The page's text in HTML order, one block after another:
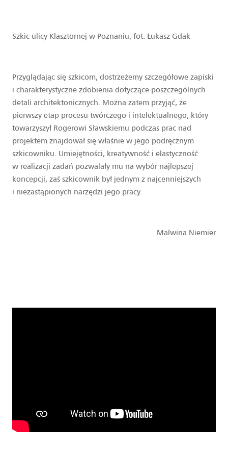
Szkic ulicy Klasztornej w Poznaniu, fot. Łukasz Gdak
Przyglądając się szkicom, dostrzeżemy szczegółowe zapiski
i charakterystyczne zdobienia dotyczące poszczególnych
detali architektonicznych. Można zatem przyjąć, że
pierwszy etap procesu twórczego i intelektualnego, który
towarzyszył Rogerowi Sławskiemu podczas prac nad
projektem znajdował się właśnie w jego podręcznym
szkicowniku. Umiejętności, kreatywność i elastyczność
w realizacji zadań pozwalały mu na wybór najlepszej
koncepcji, zaś szkicownik był jednym z najcenniejszych
i niezastąpionych narzędzi jego pracy.
Malwina Niemier